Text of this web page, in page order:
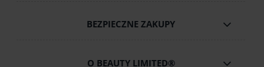
BEZPIECZNE ZAKUPY
O BEAUTY LIMITED®